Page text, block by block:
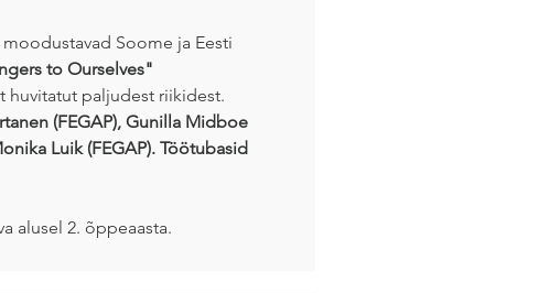
Soome ja Eesti
to Ourselves"
huvitatut paljudest riikidest.
(FEGAP), Gunilla Midboe
Luik (FEGAP). Töötubasid
alusel 2. õppeaasta.